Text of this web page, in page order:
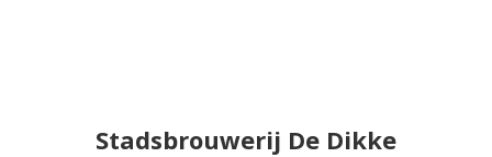
Stadsbrouwerij De Dikke